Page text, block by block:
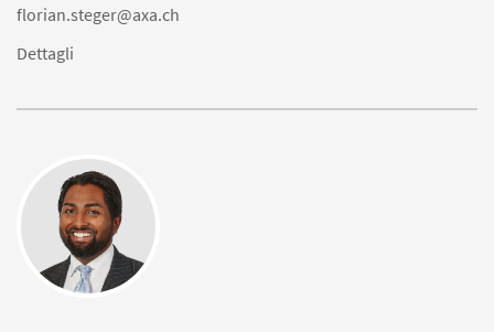
florian.steger@axa.ch
Dettagli